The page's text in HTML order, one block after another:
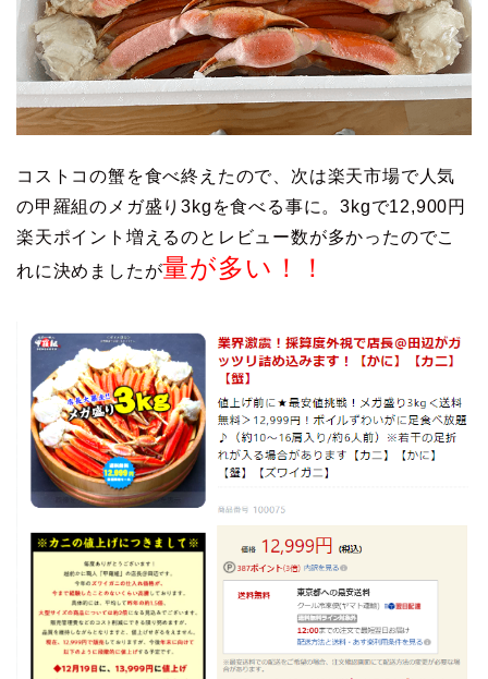
コストコの蟹を食べ終えたので、次は楽天市場で人気
の甲羅組のメガ盛り3kgを食べる事に。3kgで12,900円
楽天ポイント増えるのとレビュー数が多かったのでこ
れに決めましたが量が多い！！